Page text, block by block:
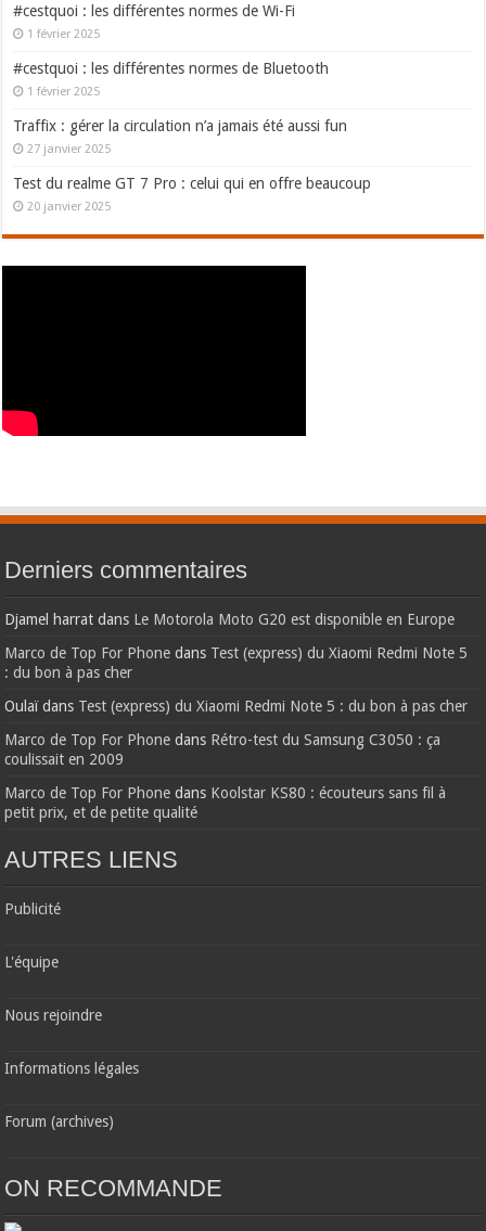
#cestquoi : les différentes normes de Wi-Fi
1 février 2025
#cestquoi : les différentes normes de Bluetooth
1 février 2025
Traffix : gérer la circulation n’a jamais été aussi fun
27 janvier 2025
Test du realme GT 7 Pro : celui qui en offre beaucoup
20 janvier 2025
Derniers commentaires
Djamel harrat dans Le Motorola Moto G20 est disponible en Europe
Marco de Top For Phone dans Test (express) du Xiaomi Redmi Note 5
: du bon à pas cher
Oulaïdans Test (express) du Xiaomi Redmi Note 5 : du bon à pas cher
Marco de Top For Phone dans Rétro-test du Samsung C3050 : ça
coulissait en 2009
Marco de Top For Phone dans Koolstar KS80 : écouteurs sans fil à
petit prix, et de petite qualité
AUTRES LIENS
Publicité
L'équipe
Nous rejoindre
Informations légales
Forum (archives)
ON RECOMMANDE